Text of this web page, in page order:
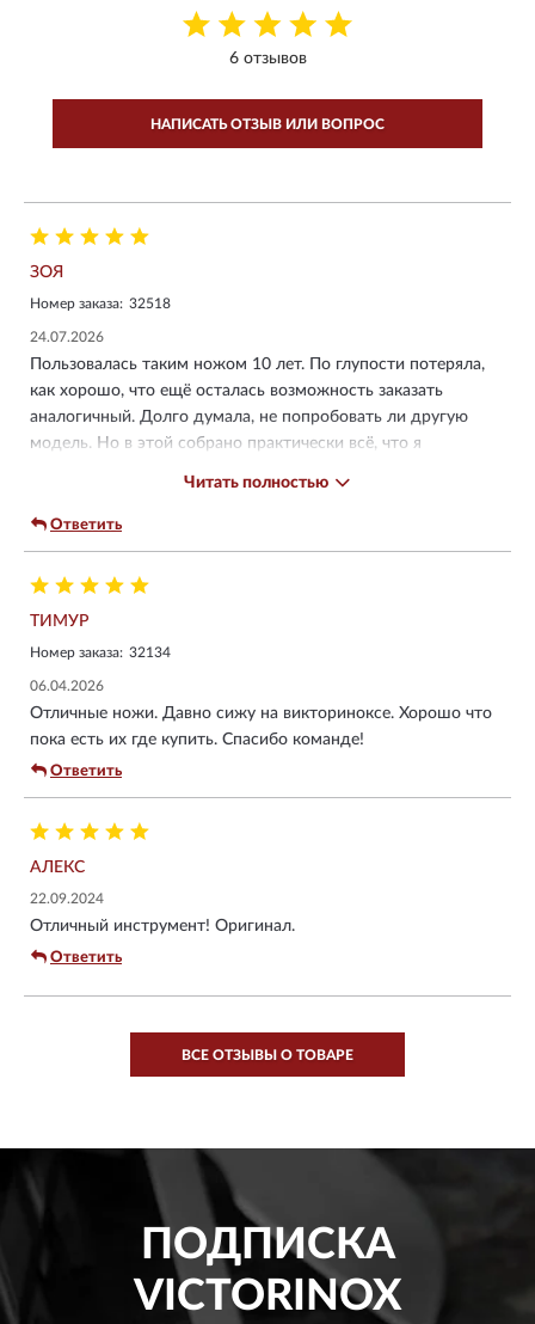
6 отзывов
НАПИСАТЬ ОТЗЫВ ИЛИ ВОПРОС
ЗОЯ
Номер заказа: 32518
24.07.2026
Пользовалась таким ножом 10 лет. По глупости потеряла,
как хорошо, что ещё осталась возможность заказать
аналогичный. Долго думала, не попробовать ли другую
модель. Но в этой собрано практически всё, что я
Единственное, чего не хватает - пилочка для ногтей, из-за
неё и заглядывалась на другие модели. Но решила себе не
изменять, взяла снова huntsman. В этом цвете получилось
непрозрачный. Очень довольна, была без него как без рук.
Читать полностью
Ответить
ТИМУР
Номер заказа: 32134
06.04.2026
Отличные ножи. Давно сижу на викториноксе. Хорошо что
пока есть их где купить. Спасибо команде!
Ответить
АЛЕКС
22.09.2024
Отличный инструмент! Оригинал.
Ответить
ВСЕ ОТЗЫВЫ О ТОВАРЕ
ПОДПИСКА
VICTORINOX